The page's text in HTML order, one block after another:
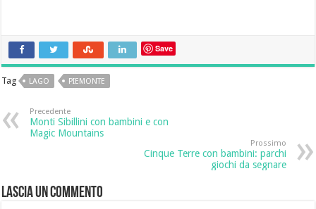
Save
Tag LAGO PIEMONTE
Precedente
Monti Sibillini con bambini e con
Magic Mountains
Prossimo
Cinque Terre con bambini: parchi
giochi da segnare
Lascia un commento